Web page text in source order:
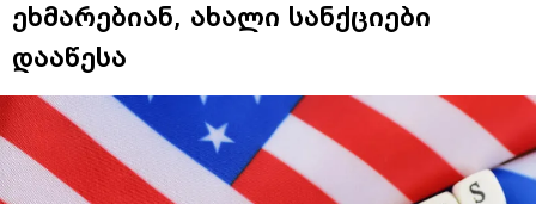
ეხმარებიან, ახალი სანქციები
დააწესა